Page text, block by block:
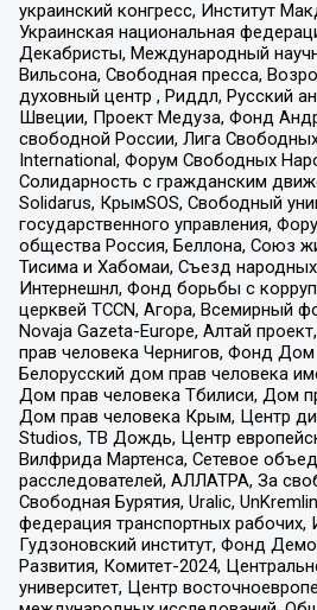
украинский конгресс, Институт
Украинская национальная
Декабристы, Международный
Вильсона, Свободная пресса,
духовный центр , Риддл, Русский
Швеции, Проект Медуза, Фонд
свободной России, Лига
International, Форум Свободных
Солидарность с гражданским
Solidarus, КрымSOS, Свободный
государственного управления,
общества Россия, Беллона, Союз
Тисима и Хабомаи, Съезд
Интернешнл, Фонд борьбы с
церквей TCCN, Агора, Всемирный
Novaja Gazeta-Europe, Алтай
прав человека Чернигов, Фонд
Белорусский дом прав человека
Дом прав человека Тбилиси, Дом
Дом прав человека Крым, Центр
Studios, ТВ Дождь, Центр
Вилфрида Мартенса, Сетевое
расследователей, АЛЛАТРА, За
Свободная Бурятия, Uralic,
федерация транспортных
Гудзоновский институт, Фонд
Развития, Комитет-2024,
университет, Центр